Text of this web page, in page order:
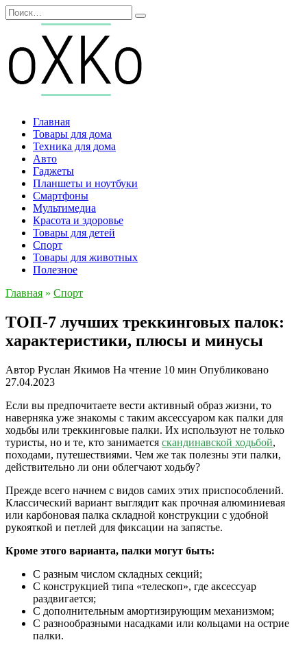
Перейти
к
содержанию
Search
for:
Главная
Товары для дома
Техника для дома
Авто
Гаджеты
Планшеты и ноутбуки
Смартфоны
Мультимедиа
Красота и здоровье
Товары для детей
Спорт
Товары для животных
Полезное
Главная » Спорт
ТОП-7 лучших треккинговых палок:
характеристики, плюсы и минусы
Автор Руслан Якимов На чтение 10 мин Опубликовано
27.04.2023
Если вы предпочитаете вести активный образ жизни, то
наверняка уже знакомы с таким аксессуаром как палки для
ходьбы или треккинговые палки. Их используют не только
туристы, но и те, кто занимается скандинавской ходьбой,
походами, путешествиями. Чем же так полезны эти палки,
действительно ли они облегчают ходьбу?
Прежде всего начнем с видов самих этих приспособлений.
Классический вариант выглядит как прочная алюминиевая
или карбоновая палка складной конструкции с удобной
рукояткой и петлей для фиксации на запястье.
Кроме этого варианта, палки могут быть:
С разным числом складных секций;
С конструкцией типа «телескоп», где аксессуар
раздвигается;
С дополнительным амортизирующим механизмом;
С разнообразными насадками или кольцами на острие
палки.